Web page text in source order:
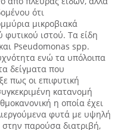
ότι
μικροβιακά
ιστού. Τα είδη
Pseudomonas spp.
ενώ τα υπόλοιπα
δείγματα που
πως οι επιφυτική
κατανομή
η οποία έχει
φυτά με υψηλή
παρούσα διατριβή,